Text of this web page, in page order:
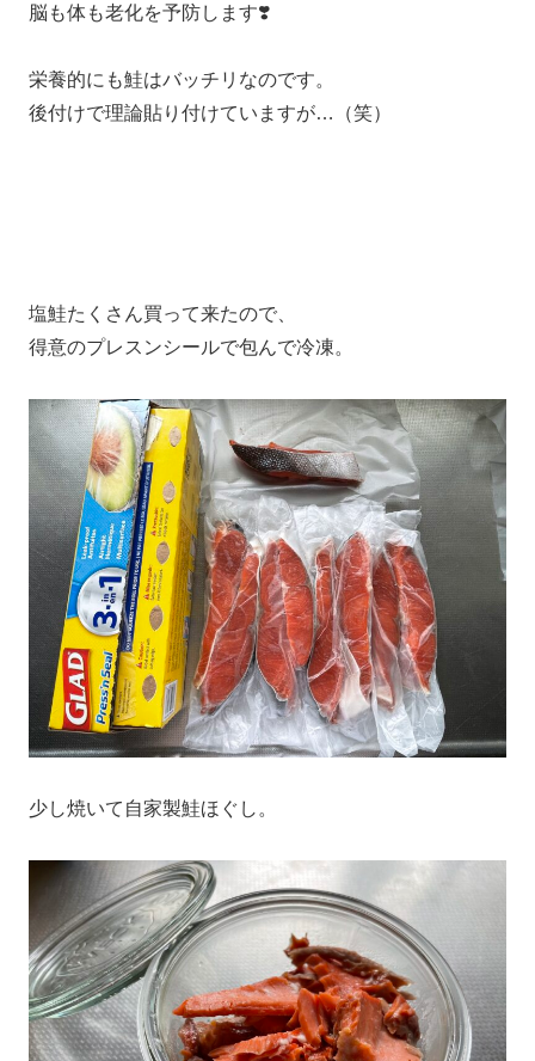
脳も体も老化を予防します❣️
栄養的にも鮭はバッチリなのです。
後付けで理論貼り付けていますが…（笑）
塩鮭たくさん買って来たので、
得意のプレスンシールで包んで冷凍。
少し焼いて自家製鮭ほぐし。